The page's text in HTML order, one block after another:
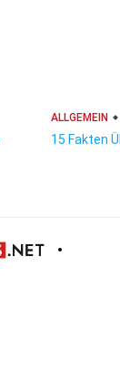
ALLGEMEIN
15 Fakten